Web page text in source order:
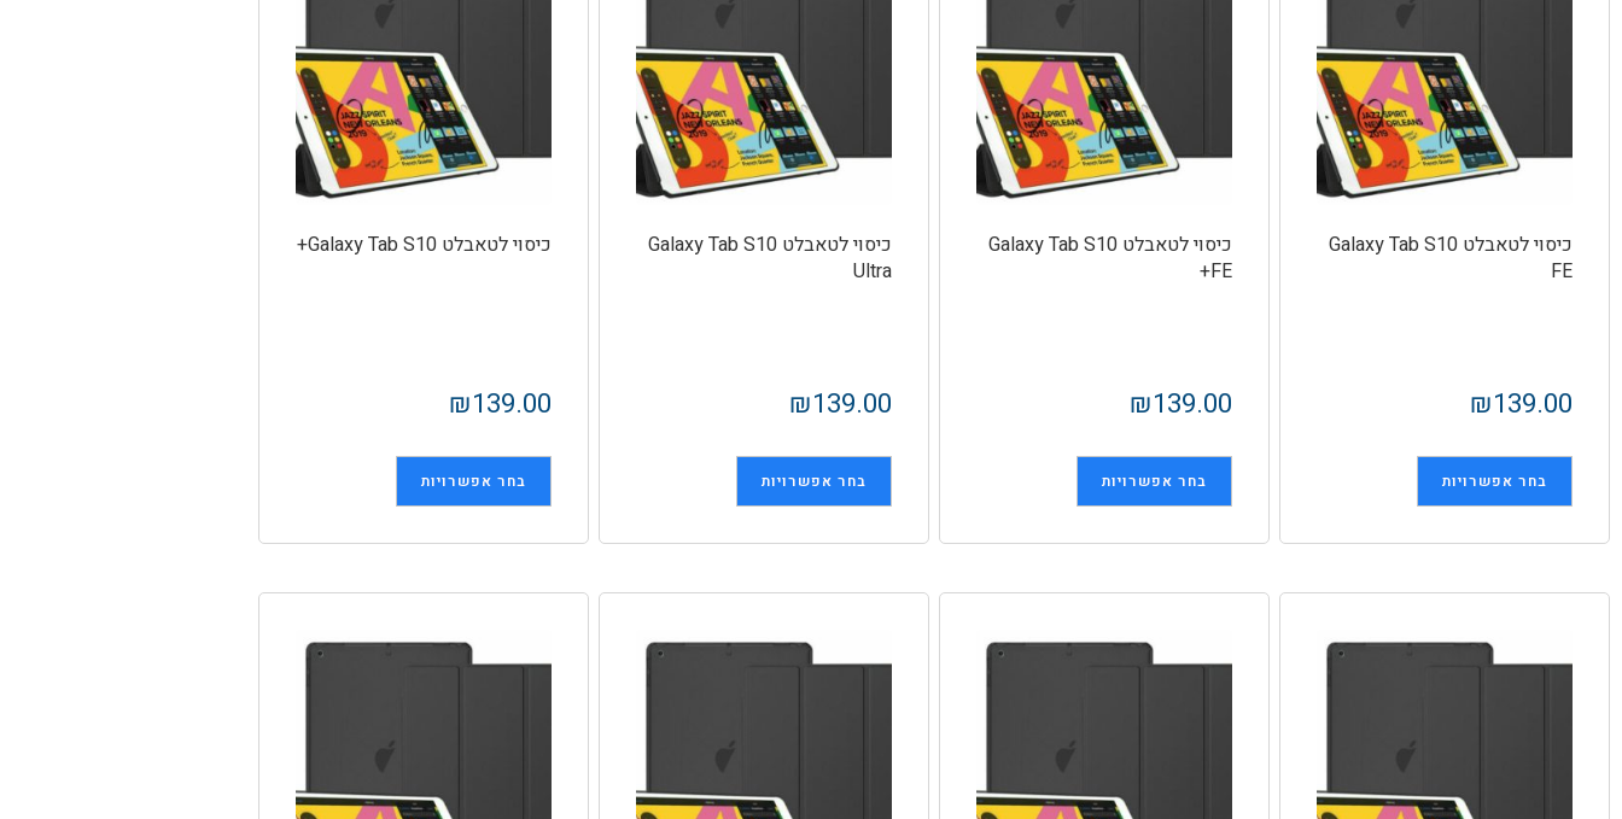
כיסוי לטאבלט Galaxy Tab S10
FE
₪139.00
בחר אפשרויות
כיסוי לטאבלט Galaxy Tab S10
FE+
₪139.00
בחר אפשרויות
כיסוי לטאבלט Galaxy Tab S10
Ultra
₪139.00
בחר אפשרויות
כיסוי לטאבלט Galaxy Tab S10+
₪139.00
בחר אפשרויות